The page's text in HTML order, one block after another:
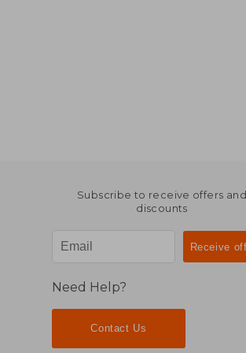
Subscribe to receive offers and
discounts
Need Help?
Contact Us